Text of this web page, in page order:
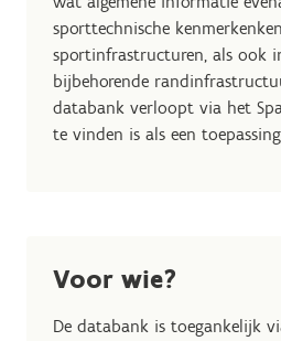
sporttechnische
sportinfrastructuren, als ook
bijbehorende
databank verloopt via het
te vinden is als een
Voor wie?
De databank is toegankelijk